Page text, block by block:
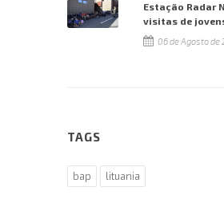
Estação Radar
visitas de
06 de Agosto de
TAGS
bap lituania